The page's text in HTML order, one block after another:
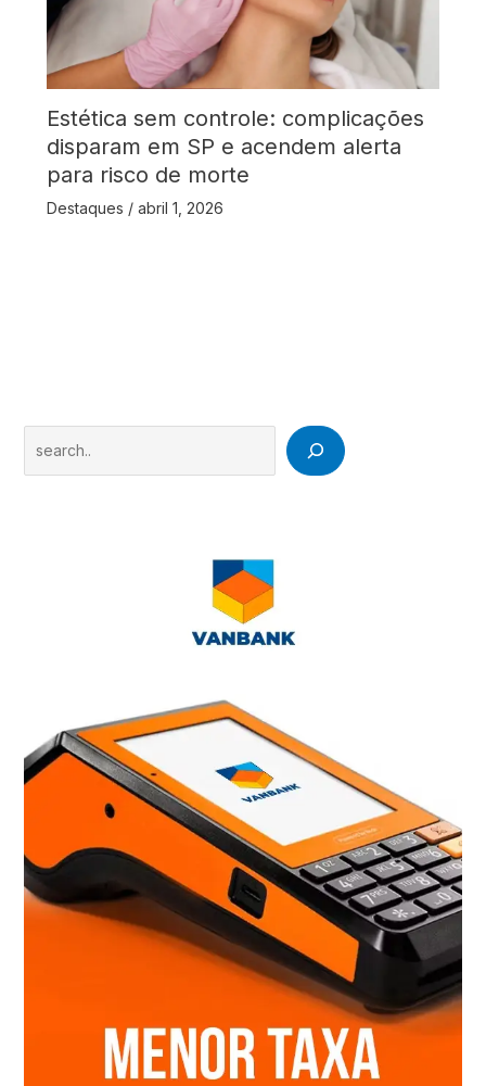
Estética sem controle: complicações
disparam em SP e acendem alerta
para risco de morte
Destaques / abril 1, 2026